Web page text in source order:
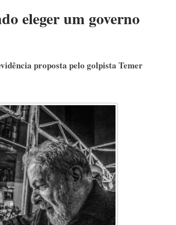
eleger um governo
proposta pelo golpista Temer